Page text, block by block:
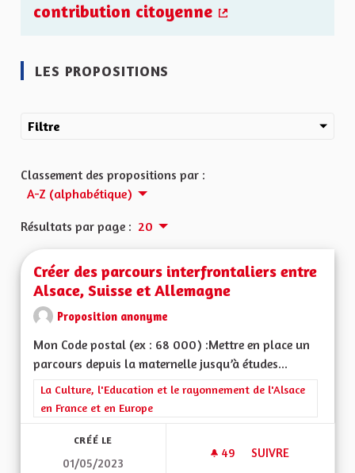
contribution citoyenne
LES PROPOSITIONS
Filtre
Classement des propositions par :
A-Z (alphabétique)
Résultats par page : 20
Créer des parcours interfrontaliers entre
Alsace, Suisse et Allemagne
Proposition anonyme
Mon Code postal (ex : 68 000) :Mettre en place un
parcours depuis la maternelle jusqu’à études...
Filtrer les résultats de la catégorie : La Culture, l'Education et
La Culture, l'Education et le rayonnement de l'Alsace
en France et en Europe
CRÉÉ LE
01/05/2023
49 49 ABONNÉS
SUIVRE